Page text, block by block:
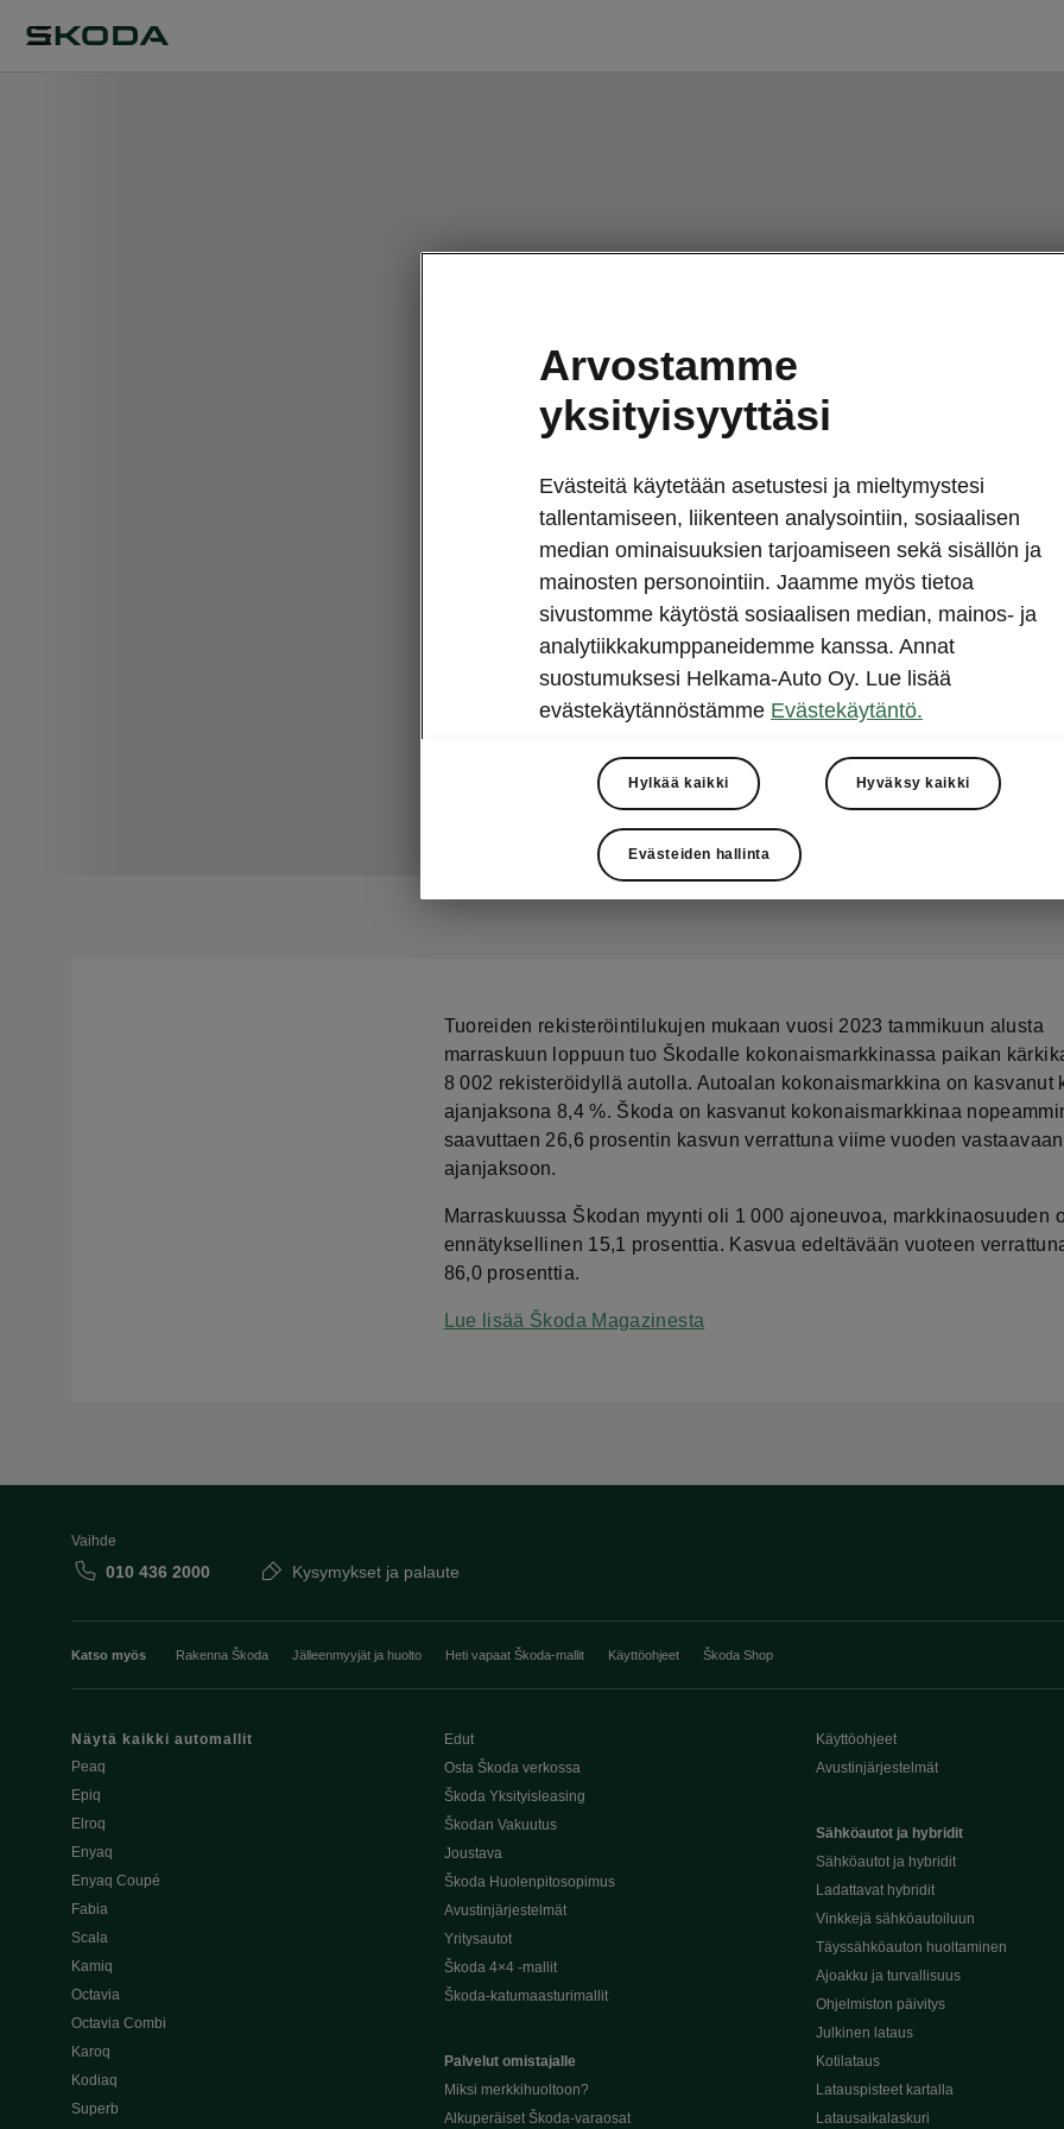
Škoda jälleen vahvasti
autojen kärjessä 2023
2023-12-01T08:00:21.001+00:00
Škoda oli marraskuussa toiseksi rekisteröidyin
saavuttaen ennätyksellisen yli 15 %
ja yritysautoissa Škoda sijoittui selkeästi näiden
vuoden luvut kertovat Škodalle 26,6 prosentin kasvua
Tuoreiden rekisteröintilukujen mukaan vuosi 2023 tammikuun alusta
marraskuun loppuun tuo Škodalle kokonaismarkkinassa paikan
8 002 rekisteröidyllä autolla. Autoalan kokonaismarkkina on kasvanut
ajanjaksona 8,4 %. Škoda on kasvanut kokonaismarkkinaa
saavuttaen 26,6 prosentin kasvun verrattuna viime vuoden vastaavaan
ajanjaksoon.
Marraskuussa Škodan myynti oli 1 000 ajoneuvoa, markkinaosuuden
ennätyksellinen 15,1 prosenttia. Kasvua edeltävään vuoteen
86,0 prosenttia.
Lue lisää Škoda Magazinesta
Vaihde
010 436 2000 Kysymykset ja palaute
Katso myös Rakenna Škoda Jälleenmyyjät ja huolto Heti vapaat Škoda-mallit Käyttöohjeet Škoda Shop
Näytä kaikki automallit
Peaq
Epiq
Elroq
Enyaq
Enyaq Coupé
Fabia
Scala
Kamiq
Octavia
Octavia Combi
Karoq
Kodiaq
Superb
Edut
Osta Škoda verkossa
Škoda Yksityisleasing
Škodan Vakuutus
Joustava
Škoda Huolenpitosopimus
Avustinjärjestelmät
Yritysautot
Škoda 4×4 -mallit
Škoda-katumaasturimallit
Palvelut omistajalle
Miksi merkkihuoltoon?
Alkuperäiset Škoda-varaosat
Käyttöohjeet
Avustinjärjestelmät
Sähköautot ja hybridit
Sähköautot ja hybridit
Ladattavat hybridit
Vinkkejä sähköautoiluun
Täyssähköauton huoltaminen
Ajoakku ja turvallisuus
Ohjelmiston päivitys
Julkinen lataus
Kotilataus
Latauspisteet kartalla
Latausaikalaskuri
Arvostamme
yksityisyyttäsi
Evästeitä käytetään asetustesi ja mieltymystesi
tallentamiseen, liikenteen analysointiin, sosiaalisen
median ominaisuuksien tarjoamiseen sekä sisällön ja
mainosten personointiin. Jaamme myös tietoa
sivustomme käytöstä sosiaalisen median, mainos- ja
analytiikkakumppaneidemme kanssa. Annat
suostumuksesi Helkama-Auto Oy. Lue lisää
evästekäytännöstämme Evästekäytäntö.
Hylkää kaikki Hyväksy kaikki
Evästeiden hallinta